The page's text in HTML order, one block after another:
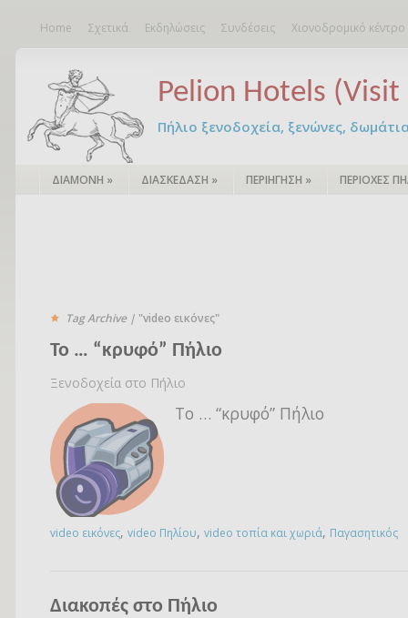
Home Σχετικά Εκδηλώσεις Συνδέσεις Χιονοδρομικό
Pelion Hotels (Visit
Πήλιο ξενοδοχεία, ξενώνες,
ΔΙΑΜΟΝΗ » ΔΙΑΣΚΕΔΑΣΗ » ΠΕΡΙΗΓΗΣΗ » ΠΕΡΙΟΧΕΣ
Tag Archive | "video εικόνες"
To … “κρυφό” Πήλιο
Ξενοδοχεία στο Πήλιο
To … “κρυφό” Πήλιο
video εικόνες, video Πηλίου, video τοπία και χωριά, Παγασητικός
Διακοπές στο Πήλιο